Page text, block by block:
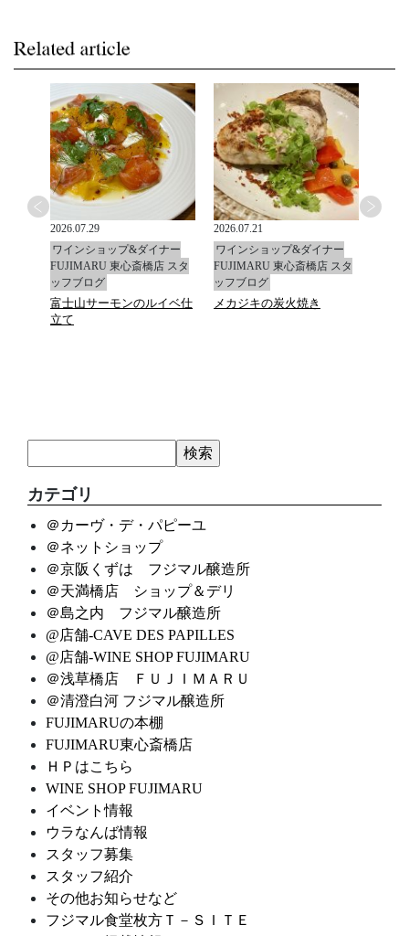
2026.07.29
ワインショップ&ダイナー
FUJIMARU 東心斎橋店 スタ
ッフブログ
富士山サーモンのルイベ仕
立て
2026.07.21
ワインショップ&ダイナー
FUJIMARU 東心斎橋店 スタ
ッフブログ
メカジキの炭火焼き
カテゴリ
＠カーヴ・デ・パピーユ
＠ネットショップ
＠京阪くずは フジマル醸造所
＠天満橋店 ショップ＆デリ
＠島之内 フジマル醸造所
@店舗-CAVE DES PAPILLES
@店舗-WINE SHOP FUJIMARU
＠浅草橋店 ＦＵＪＩＭＡＲＵ
＠清澄白河 フジマル醸造所
FUJIMARUの本棚
FUJIMARU東心斎橋店
ＨＰはこちら
WINE SHOP FUJIMARU
イベント情報
ウラなんば情報
スタッフ募集
スタッフ紹介
その他お知らせなど
フジマル食堂枚方Ｔ－ＳＩＴＥ